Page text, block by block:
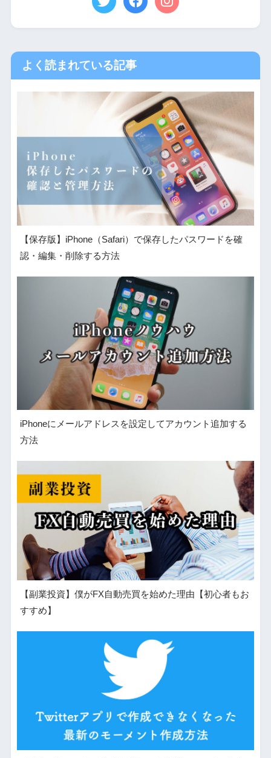
よく読まれている記事
【保存版】iPhone（Safari）で保存したパスワードを確
認・編集・削除する方法
iPhoneにメールアドレスを設定してアカウント追加する
方法
【副業投資】僕がFX自動売買を始めた理由【初心者もお
すすめ】